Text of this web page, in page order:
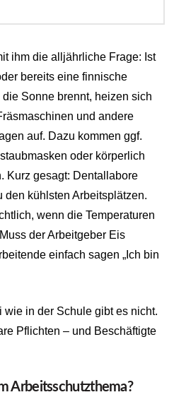
ihm die alljährliche Frage: Ist
bereits eine finnische
Sonne brennt, heizen sich
und andere
auf. Dazu kommen ggf.
oder körperlich
Kurz gesagt: Dentallabore
den kühlsten Arbeitsplätzen.
wenn die Temperaturen
der Arbeitgeber Eis
einfach sagen „Ich bin
wie in der Schule gibt es nicht.
Pflichten – und Beschäftigte
Arbeitsschutzthema?